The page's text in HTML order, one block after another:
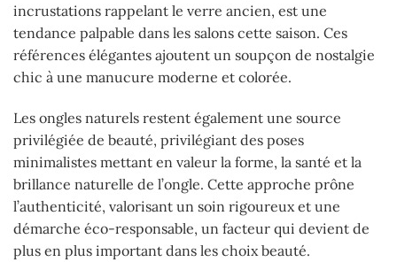
incrustations rappelant le verre ancien, est une
tendance palpable dans les salons cette saison. Ces
références élégantes ajoutent un soupçon de nostalgie
chic à une manucure moderne et colorée.
Les ongles naturels restent également une source
privilégiée de beauté, privilégiant des poses
minimalistes mettant en valeur la forme, la santé et la
brillance naturelle de l’ongle. Cette approche prône
l’authenticité, valorisant un soin rigoureux et une
démarche éco-responsable, un facteur qui devient de
plus en plus important dans les choix beauté.